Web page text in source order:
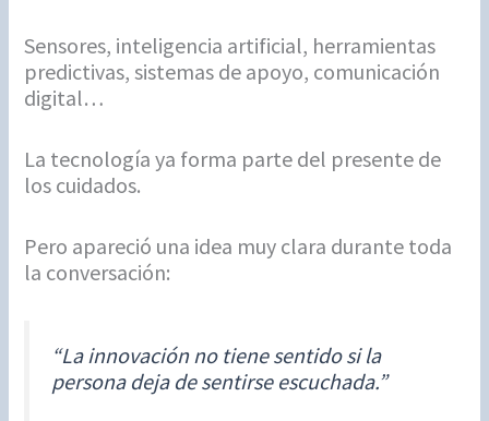
Sensores, inteligencia artificial, herramientas
predictivas, sistemas de apoyo, comunicación
digital…
La tecnología ya forma parte del presente de
los cuidados.
Pero apareció una idea muy clara durante toda
la conversación:
“La innovación no tiene sentido si la
persona deja de sentirse escuchada.”